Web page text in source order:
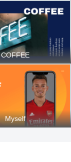
COFFEE
Myself